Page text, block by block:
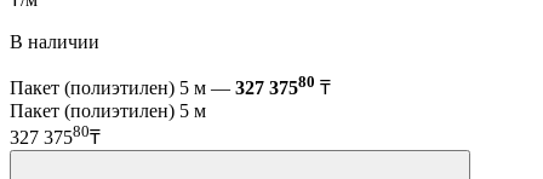
В наличии
Пакет (полиэтилен) 5 м — 327 37580 ₸
Пакет (полиэтилен) 5 м
327 37580₸